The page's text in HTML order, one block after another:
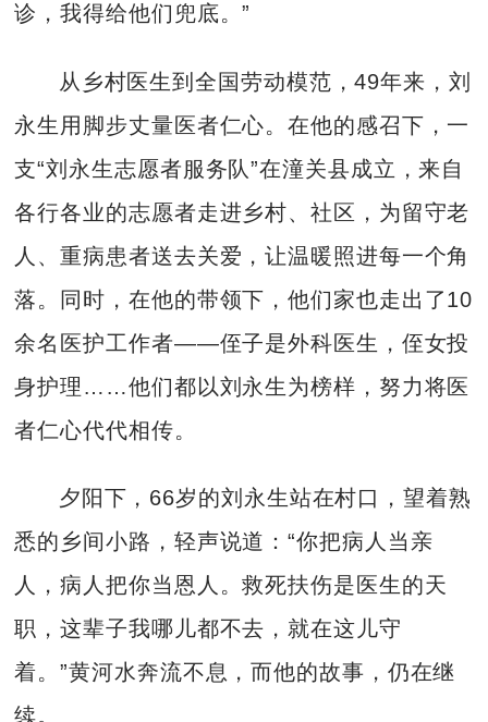
诊，我得给他们兜底。”
从乡村医生到全国劳动模范，49年来，刘
永生用脚步丈量医者仁心。在他的感召下，一
支“刘永生志愿者服务队”在潼关县成立，来自
各行各业的志愿者走进乡村、社区，为留守老
人、重病患者送去关爱，让温暖照进每一个角
落。同时，在他的带领下，他们家也走出了10
余名医护工作者——侄子是外科医生，侄女投
身护理……他们都以刘永生为榜样，努力将医
者仁心代代相传。
夕阳下，66岁的刘永生站在村口，望着熟
悉的乡间小路，轻声说道：“你把病人当亲
人，病人把你当恩人。救死扶伤是医生的天
职，这辈子我哪儿都不去，就在这儿守
着。”黄河水奔流不息，而他的故事，仍在继
续。